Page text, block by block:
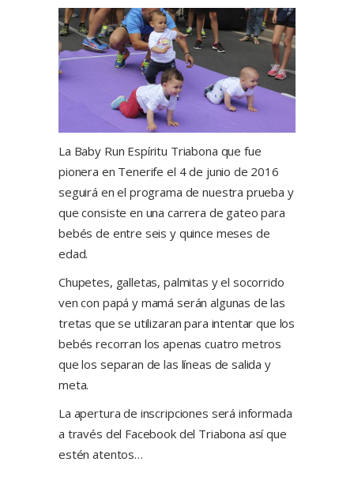
La Baby Run Espíritu Triabona que fue
pionera en Tenerife el 4 de junio de 2016
seguirá en el programa de nuestra prueba y
que consiste en una carrera de gateo para
bebés de entre seis y quince meses de
edad.
Chupetes, galletas, palmitas y el socorrido
ven con papá y mamá serán algunas de las
tretas que se utilizaran para intentar que los
bebés recorran los apenas cuatro metros
que los separan de las líneas de salida y
meta.
La apertura de inscripciones será informada
a través del Facebook del Triabona así que
estén atentos…